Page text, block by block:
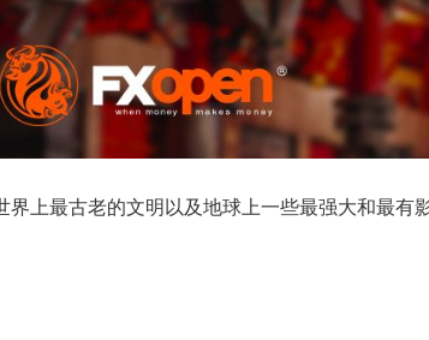
上最古老的文明以及地球上一些最强大和最